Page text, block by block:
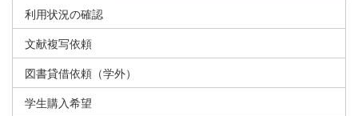
利用状況の確認
文献複写依頼
図書貸借依頼（学外）
学生購入希望